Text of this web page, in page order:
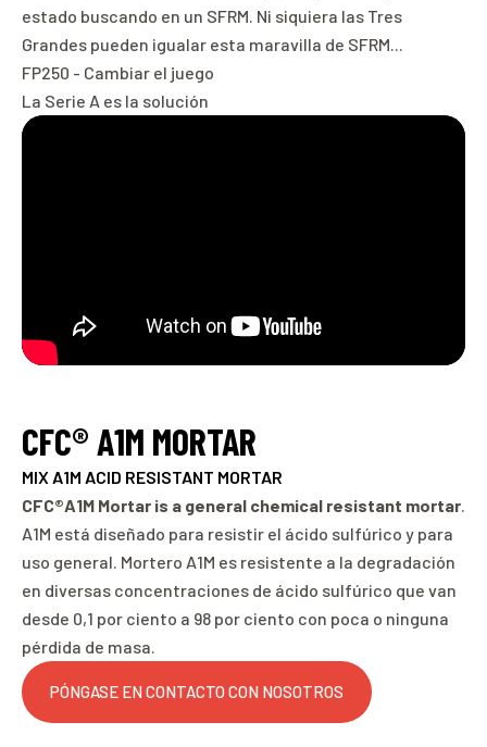
estado buscando en un SFRM. Ni siquiera las Tres
Grandes pueden igualar esta maravilla de SFRM...
FP250 - Cambiar el juego
La Serie A es la solución
CFC® A1M MORTAR
MIX A1M ACID RESISTANT MORTAR
CFC®A1M Mortar is a general chemical resistant mortar.
A1M está diseñado para resistir el ácido sulfúrico y para
uso general. Mortero A1M es resistente a la degradación
en diversas concentraciones de ácido sulfúrico que van
desde 0,1 por ciento a 98 por ciento con poca o ninguna
pérdida de masa.
PÓNGASE EN CONTACTO CON NOSOTROS